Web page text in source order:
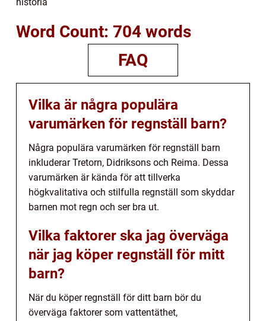
Word Count: 704 words
FAQ
Vilka är några populära
varumärken för regnställ barn?
Några populära varumärken för regnställ barn
inkluderar Tretorn, Didriksons och Reima. Dessa
varumärken är kända för att tillverka
högkvalitativa och stilfulla regnställ som skyddar
barnen mot regn och ser bra ut.
Vilka faktorer ska jag överväga
när jag köper regnställ för mitt
barn?
När du köper regnställ för ditt barn bör du
överväga faktorer som vattentäthet,